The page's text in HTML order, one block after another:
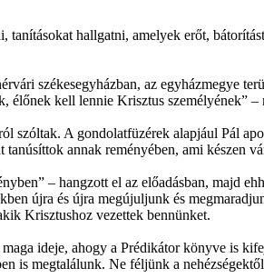
hallgatni, amelyek erőt,
székesegyházban, az egyházmegye
kell lennie Krisztus személyének”
A gondolatfüzérek alapjául Pál
annak reményében, ami készen
– hangzott el az előadásban, majd
újra és újra megújuljunk és
Krisztushoz vezettek bennünket.
ideje, ahogy a Prédikátor könyve is
megtalálunk. Ne féljünk a